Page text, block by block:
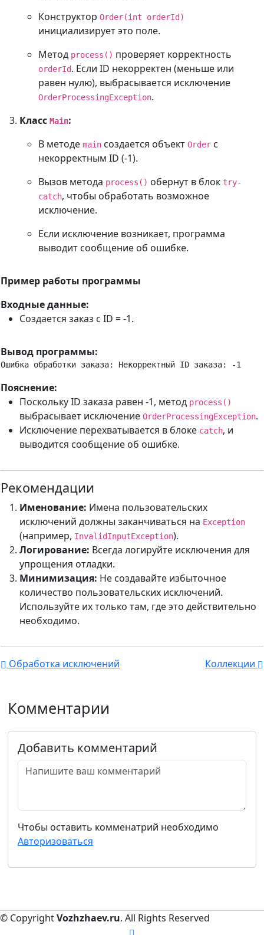
Конструктор Order(int orderId)
инициализирует это поле.
Метод process() проверяет корректность
orderId. Если ID некорректен (меньше или
равен нулю), выбрасывается исключение
OrderProcessingException.
Класс Main:
В методе main создается объект Order с
некорректным ID (-1).
Вызов метода process() обернут в блок try-
catch, чтобы обработать возможное
исключение.
Если исключение возникает, программа
выводит сообщение об ошибке.
Пример работы программы
Входные данные:
Создается заказ с ID = -1.
Вывод программы:
Ошибка обработки заказа: Некорректный ID заказа: -1
Пояснение:
Поскольку ID заказа равен -1, метод process()
выбрасывает исключение OrderProcessingException.
Исключение перехватывается в блоке catch, и
выводится сообщение об ошибке.
Рекомендации
Именование: Имена пользовательских
исключений должны заканчиваться на Exception
(например, InvalidInputException).
Логирование: Всегда логируйте исключения для
упрощения отладки.
Минимизация: Не создавайте избыточное
количество пользовательских исключений.
Используйте их только там, где это действительно
необходимо.
Обработка исключений Коллекции
Комментарии
Добавить комментарий
Чтобы оставить комменатрий необходимо
Авторизоваться
© CopyrightVozhzhaev.ru. All Rights Reserved